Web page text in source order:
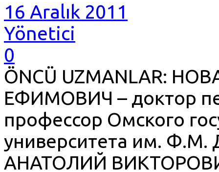
16 Aralık 2011
Yönetici
0
ÖNCÜ UZMANLAR:
ЕФИМОВИЧ – доктор
профессор Омского
университета им. Ф.М.
АНАТОЛИЙ